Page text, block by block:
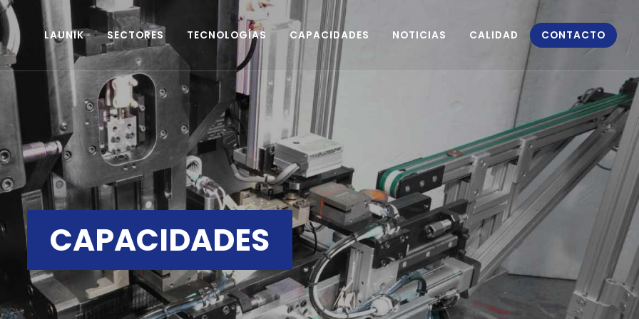
LAUNIK SECTORES TECNOLOGÍAS CAPACIDADES NOTICIAS CALIDAD CONTACTO
CAPACIDADES